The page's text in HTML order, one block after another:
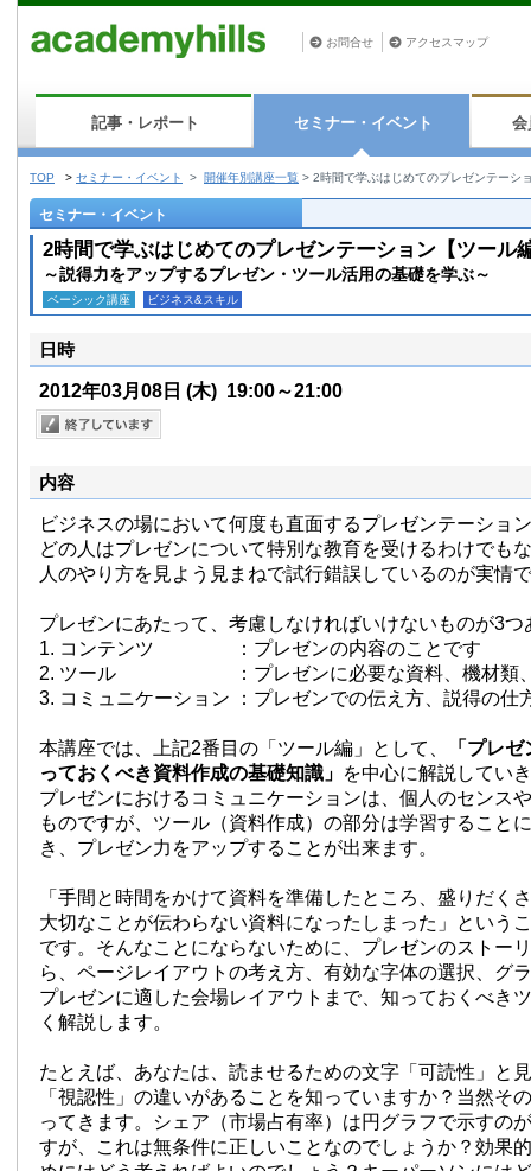
お問合せ アクセスマップ
記事・レポート セミナー・イベント 会
TOP > セミナー・イベント > 開催年別講座一覧 > 2時間で学ぶはじめてのプレゼンテーシ
セミナー・イベント
2時間で学ぶはじめてのプレゼンテーション【ツール
～説得力をアップするプレゼン・ツール活用の基礎を学ぶ～
ベーシック講座 ビジネス&スキル
日時
2012年03月08日 (木) 19:00～21:00
内容
ビジネスの場において何度も直面するプレゼンテーショ
どの人はプレゼンについて特別な教育を受けるわけでも
人のやり方を見よう見まねで試行錯誤しているのが実情
プレゼンにあたって、考慮しなければいけないものが3つ
1. コンテンツ ：プレゼンの内容のことです
2. ツール ：プレゼンに必要な資料、機材類、
3. コミュニケーション ：プレゼンでの伝え方、説得の仕
本講座では、上記2番目の「ツール編」として、
「プレ
っておくべき資料作成の基礎知識」 を中心に解説してい
プレゼンにおけるコミュニケーションは、個人のセンス
ものですが、ツール（資料作成）の部分は学習すること
き、プレゼン力をアップすることが出来ます。
「手間と時間をかけて資料を準備したところ、盛りだく
大切なことが伝わらない資料になったしまった」という
です。そんなことにならないために、プレゼンのストー
ら、ページレイアウトの考え方、有効な字体の選択、グ
プレゼンに適した会場レイアウトまで、知っておくべき
く解説します。
たとえば、あなたは、読ませるための文字「可読性」と
「視認性」の違いがあることを知っていますか？当然そ
ってきます。シェア（市場占有率）は円グラフで示すの
すが、これは無条件に正しいことなのでしょうか？効果